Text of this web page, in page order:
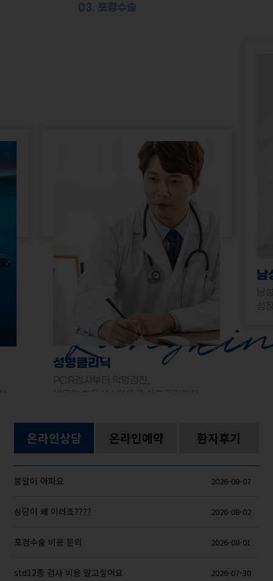
03. 포경수술
성병클리닉
남
온라인상담 온라인예약 환자후기
붕알이 아파요 2026-08-07
상담이 왜 이러죠???? 2026-08-02
포경수술 비용 문의 2026-08-01
std12종 검사 비용 알고싶어요 2026-07-30